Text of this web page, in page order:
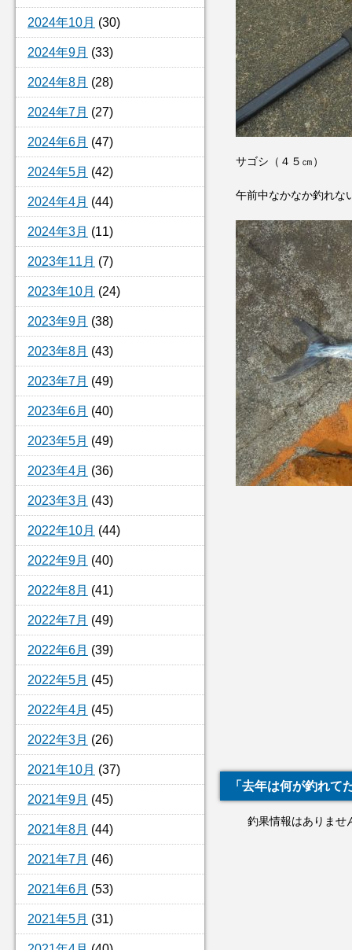
2024年10月 (30)
2024年9月 (33)
2024年8月 (28)
2024年7月 (27)
2024年6月 (47)
2024年5月 (42)
2024年4月 (44)
2024年3月 (11)
2023年11月 (7)
2023年10月 (24)
2023年9月 (38)
2023年8月 (43)
2023年7月 (49)
2023年6月 (40)
2023年5月 (49)
2023年4月 (36)
2023年3月 (43)
2022年10月 (44)
2022年9月 (40)
2022年8月 (41)
2022年7月 (49)
2022年6月 (39)
2022年5月 (45)
2022年4月 (45)
2022年3月 (26)
2021年10月 (37)
2021年9月 (45)
2021年8月 (44)
2021年7月 (46)
2021年6月 (53)
2021年5月 (31)
サゴシ（４５㎝）
午前中なかなか釣れな
「去年は何が釣れて
釣果情報はありませ